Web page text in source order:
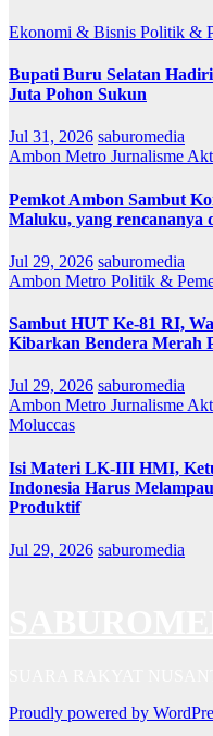
Ekonomi & Bisnis Politik &
Bupati Buru Selatan
Juta Pohon Sukun
Jul 31, 2026 saburomedia
Ambon Metro Jurnalisme
Pemkot Ambon Sambut
Maluku, yang rencananya
Jul 29, 2026 saburomedia
Ambon Metro Politik &
Sambut HUT Ke-81 RI,
Kibarkan Bendera Merah
Jul 29, 2026 saburomedia
Ambon Metro Jurnalisme
Moluccas
Isi Materi LK-III HMI,
Indonesia Harus
Produktif
Jul 29, 2026 saburomedia
Proudly powered by